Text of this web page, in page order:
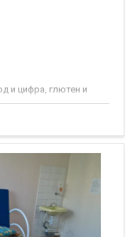
и цифра, глютен и
и спрашиваю: солод
Для справки